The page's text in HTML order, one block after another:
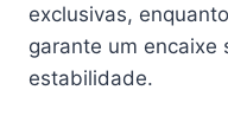
exclusivas,
garante um encaixe
estabilidade.